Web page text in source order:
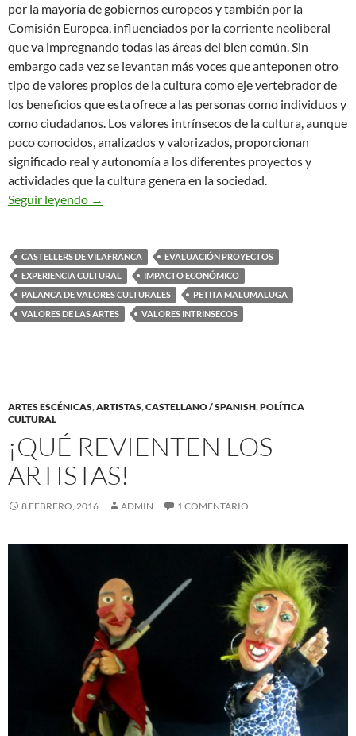
por la mayoría de gobiernos europeos y también por la
Comisión Europea, influenciados por la corriente neoliberal
que va impregnando todas las áreas del bien común. Sin
embargo cada vez se levantan más voces que anteponen otro
tipo de valores propios de la cultura como eje vertebrador de
los beneficios que esta ofrece a las personas como individuos y
como ciudadanos. Los valores intrínsecos de la cultura, aunque
poco conocidos, analizados y valorizados, proporcionan
significado real y autonomía a los diferentes proyectos y
actividades que la cultura genera en la sociedad.
Seguir leyendo LA CULTURA COMO EXPERIENCIA EN LA
→
CASTELLERS DE VILAFRANCA
EVALUACIÓN PROYECTOS
EXPERIENCIA CULTURAL
IMPACTO ECONÓMICO
PALANCA DE VALORES CULTURALES
PETITA MALUMALUGA
VALORES DE LAS ARTES
VALORES INTRINSECOS
ARTES ESCÉNICAS,ARTISTAS,CASTELLANO / SPANISH,POLÍTICA
CULTURAL
¡QUÉ REVIENTEN LOS
ARTISTAS!
8 FEBRERO, 2016 ADMIN 1 COMENTARIO